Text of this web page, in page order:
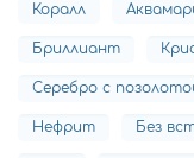
Коралл
Бриллиант
Серебро с
Нефрит Без